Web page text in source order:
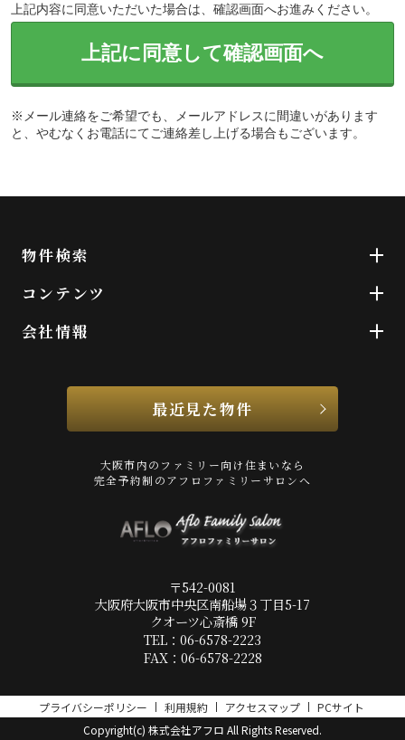
上記内容に同意いただいた場合は、確認画面へお進みください。
上記に同意して確認画面へ
※メール連絡をご希望でも、メールアドレスに間違いがあります
と、やむなくお電話にてご連絡差し上げる場合もございます。
物件検索
コンテンツ
会社情報
最近見た物件
大阪市内のファミリー向け住まいなら
完全予約制のアフロファミリーサロンへ
〒542-0081
大阪府大阪市中央区南船場３丁目5-17
クオーツ心斎橋 9F
TEL：06-6578-2223
FAX：06-6578-2228
プライバシーポリシー 利用規約 アクセスマップ
PCサイト
Copyright(c) 株式会社アフロ All Rights Reserved.